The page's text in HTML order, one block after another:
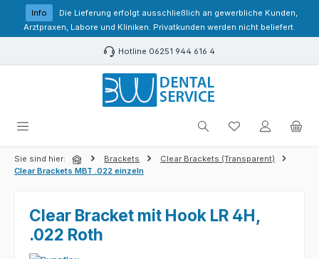
Zum Hauptinhalt springen
Info
Die Lieferung erfolgt ausschließlich an gewerbliche Kunden,
Arztpraxen, Labore und Kliniken. Privatkunden werden nicht beliefert.
Hotline 06251 944 616 4
Du hast 0
Sie sind hier: Brackets
Clear Brackets (Transparent)
Clear Brackets MBT .022 einzeln
Clear Bracket mit Hook LR 4H,
.022 Roth